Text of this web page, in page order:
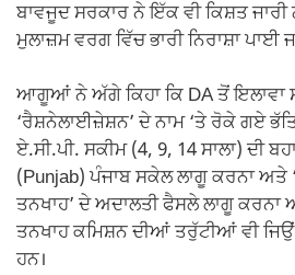
ਬਾਵਜੂਦ ਸਰਕਾਰ ਨੇ ਇੱਕ ਵੀ ਕਿਸ਼ਤ ਜਾਰੀ
ਮੁਲਾਜ਼ਮ ਵਰਗ ਵਿੱਚ ਭਾਰੀ ਨਿਰਾਸ਼ਾ ਪਾਈ
ਆਗੂਆਂ ਨੇ ਅੱਗੇ ਕਿਹਾ ਕਿ DA ਤੋਂ ਇਲਾਵਾ
‘ਰੈਸ਼ਨੇਲਾਈਜ਼ੇਸ਼ਨ’ ਦੇ ਨਾਮ ‘ਤੇ ਰੋਕੇ ਗਏ
ਏ.ਸੀ.ਪੀ. ਸਕੀਮ (4, 9, 14 ਸਾਲਾ) ਦੀ
(Punjab) ਪੰਜਾਬ ਸਕੇਲ ਲਾਗੂ ਕਰਨਾ ਅਤੇ
ਤਨਖਾਹ’ ਦੇ ਅਦਾਲਤੀ ਫੈਸਲੇ ਲਾਗੂ ਕਰਨਾ
ਤਨਖਾਹ ਕਮਿਸ਼ਨ ਦੀਆਂ ਤਰੁੱਟੀਆਂ ਵੀ
ਹਨ।